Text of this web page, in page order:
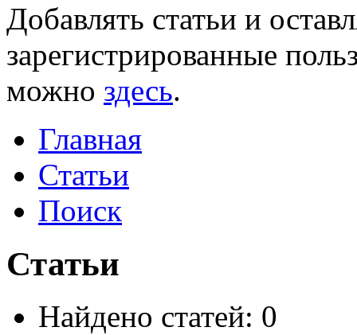
Добавлять статьи и
зарегистрированные
можно здесь.
Главная
Статьи
Поиск
Статьи
Найдено статей: 0